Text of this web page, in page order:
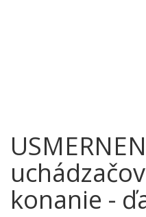
konanie -